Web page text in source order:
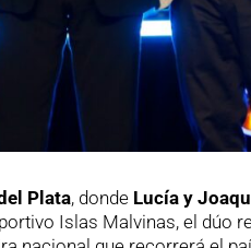
Plata, donde Lucía y
Islas Malvinas, el dúo